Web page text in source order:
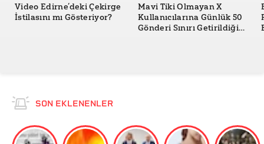
Video Edirne’deki Çekirge
İstilasını mı Gösteriyor?
Mavi Tiki Olmayan X
Kullanıcılarına Günlük 50
Gönderi Sınırı Getirildiği
SON EKLENENLER